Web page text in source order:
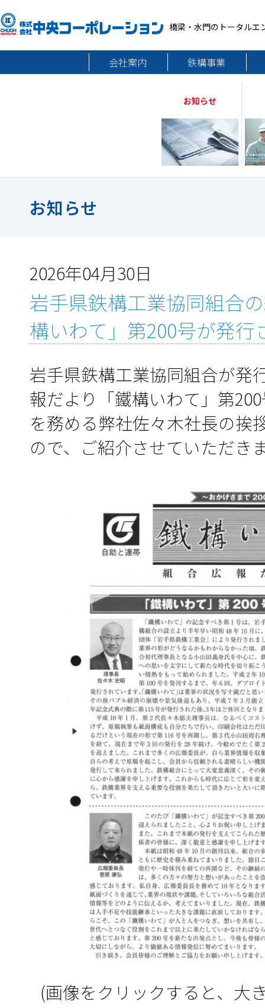
橋梁・水門のトータルエ
会社案内 鉄構事業
お知らせ
お知らせ
2026年04月30日
岩手県鉄構工業協同組合
構いわて」第200号が発行
岩手県鉄構工業協同組合が発
報だより「鐵構いわて」第
を務める弊社佐々木社長の挨
ので、ご紹介させていただき
(画像をクリックすると、大